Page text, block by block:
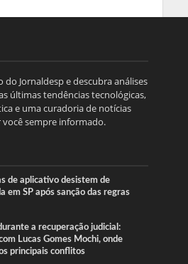
Jornaldesp e descubra análises
últimas tendências tecnológicas,
e uma curadoria de notícias
sempre informado.
de aplicativo desistem de
em SP após sanção das regras
a recuperação judicial:
Lucas Gomes Mochi, onde
principais conflitos